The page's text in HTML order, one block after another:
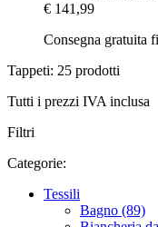
€ 141,99
Consegna gratuita
Tappeti: 25 prodotti
Tutti i prezzi IVA inclusa
Filtri
Categorie:
Tessili
Bagno (89)